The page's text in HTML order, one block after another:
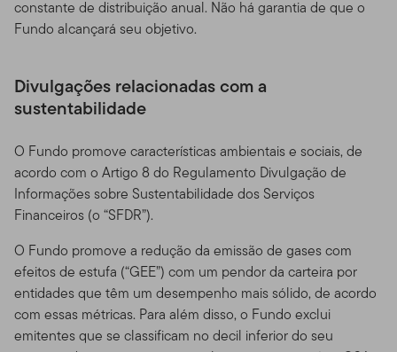
constante de distribuição anual. Não há garantia de que o
Fundo alcançará seu objetivo.
Divulgações relacionadas com a
sustentabilidade
O Fundo promove características ambientais e sociais, de
acordo com o Artigo 8 do Regulamento Divulgação de
Informações sobre Sustentabilidade dos Serviços
Financeiros (o “SFDR”).
O Fundo promove a redução da emissão de gases com
efeitos de estufa (“GEE”) com um pendor da carteira por
entidades que têm um desempenho mais sólido, de acordo
com essas métricas. Para além disso, o Fundo exclui
emitentes que se classificam no decil inferior do seu